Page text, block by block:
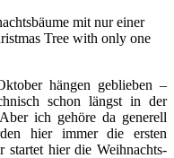
hängen geblieben –
schon längst in der
ich gehöre da generell
hier immer die ersten
startet hier die Weihnachts-